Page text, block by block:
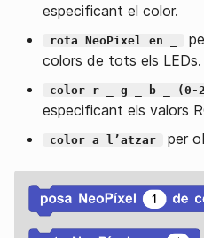
especificant el color.
rota NeoPíxel en _
colors de tots els LEDs.
color r _ g _ b _ (0-
especificant els valors
color a l’atzar per